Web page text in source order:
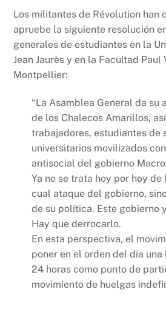
Los militantes de Révolution han
apruebe la siguiente resolución
generales de estudiantes en la
Jean Jaurès y en la Facultad Paul
Montpellier:
“La Asamblea General da su
de los Chalecos Amarillos,
trabajadores, estudiantes de
universitarios movilizados
antisocial del gobierno
Ya no se trata hoy por hoy
cual ataque del gobierno,
de su política. Este gobierno
Hay que derrocarlo.
En esta perspectiva, el
poner en el orden del día
24 horas como punto de
movimiento de huelgas